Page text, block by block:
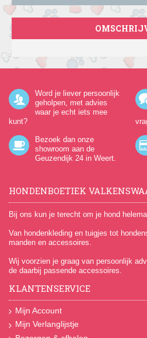
Word je liever persoonlijk
geholpen, met advies
waar je echt iets mee
kunt?
Bezoek dan onze
showroom aan de
Geuzendijk 24 in Weert.
HONDENBOETIEK
Bij ons kun je terecht om je hond
Van hondenkleding en tuigjes tot
manden en accessoires.
Wij voorzien je graag van persoonlijk
de daarbij passende accessoires.
KLANTENSERVICE
Mijn Account
Mijn Verlanglijstje